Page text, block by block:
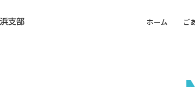
ホーム ご